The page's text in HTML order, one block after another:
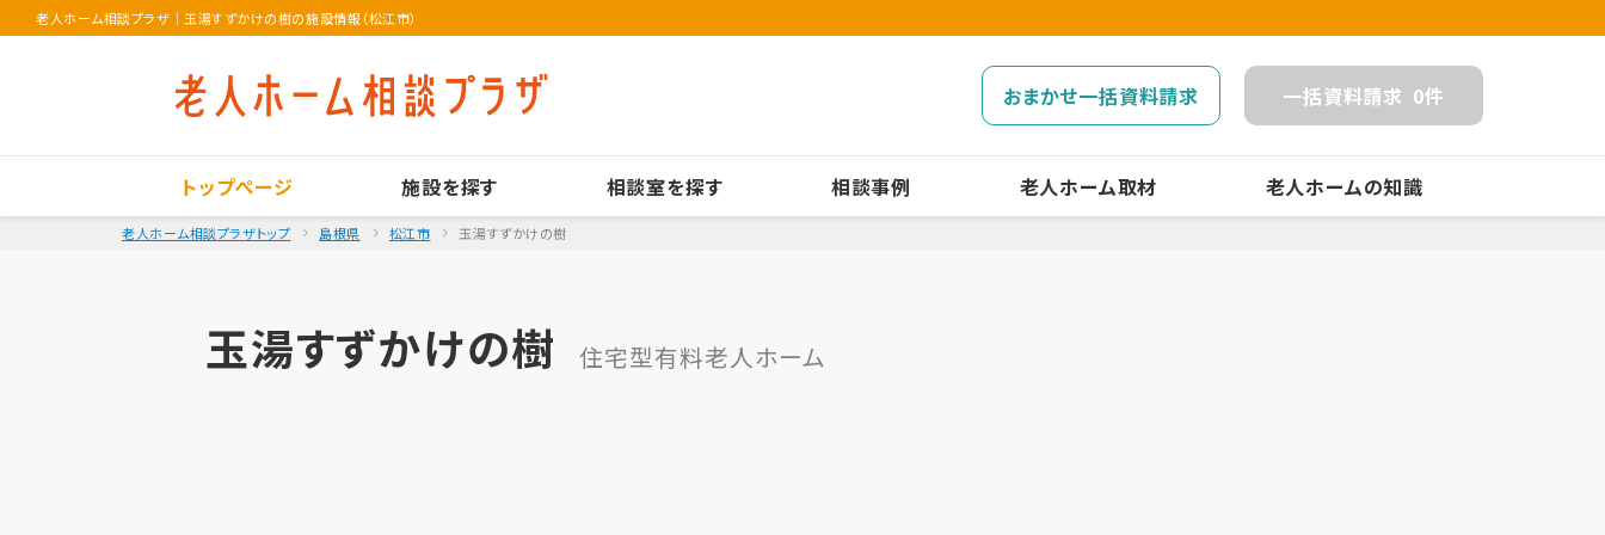
老人ホーム相談プラザ ｜ 玉湯すずかけの樹の施設情報（松江市）
おまかせ一括資料請求 一括資料請求 0件
トップページ 施設を探す 相談室を探す 相談事例 老人ホーム取材 老人ホームの知識
老人ホーム相談プラザトップ 島根県 松江市 玉湯すずかけの樹
玉湯すずかけの樹 住宅型有料老人ホーム